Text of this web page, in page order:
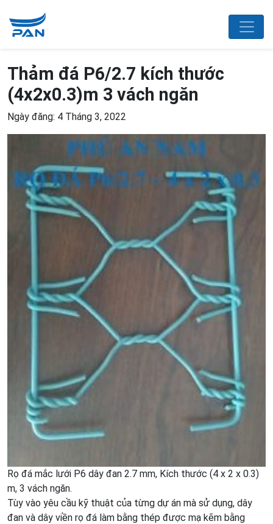
Thảm đá P6/2.7 kích thước
(4x2x0.3)m 3 vách ngăn
Ngày đăng: 4 Tháng 3, 2022
Rọ đá mắc lưới P6 dây đan 2.7 mm, Kích thước (4 x 2 x 0.3)
m, 3 vách ngăn.
Tùy vào yêu cầu kỹ thuật của từng dự án mà sử dụng, dây
đan và dây viền rọ đá làm bằng thép được mạ kẽm bằng